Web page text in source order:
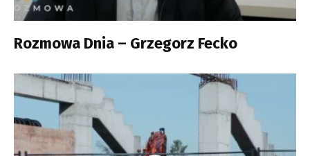
Rozmowa Dnia – Grzegorz Fecko